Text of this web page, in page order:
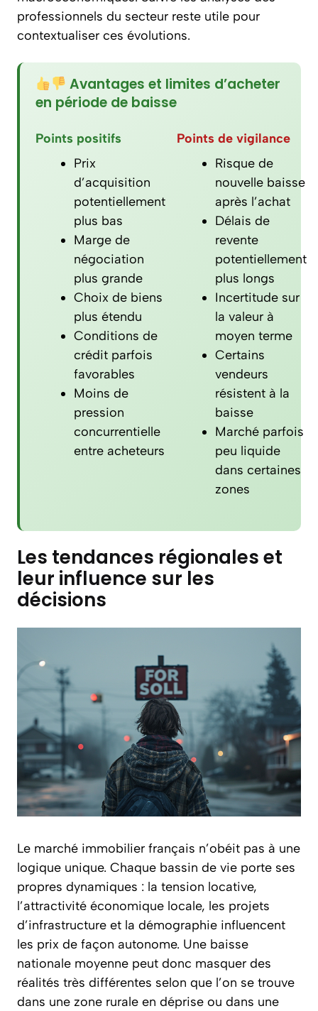
professionnels du secteur reste utile pour
contextualiser ces évolutions.
Avantages et limites d’acheter
en période de baisse
Points positifs
Prix
d’acquisition
potentiellement
plus bas
Marge de
négociation
plus grande
Choix de biens
plus étendu
Conditions de
crédit parfois
favorables
Moins de
pression
concurrentielle
entre acheteurs
Points de vigilance
Risque de
nouvelle baisse
après l’achat
Délais de
revente
potentiellement
plus longs
Incertitude sur
la valeur à
moyen terme
Certains
vendeurs
résistent à la
baisse
Marché parfois
peu liquide
dans certaines
zones
Les tendances régionales et
leur influence sur les
décisions
Le marché immobilier français n’obéit pas à une
logique unique. Chaque bassin de vie porte ses
propres dynamiques : la tension locative,
l’attractivité économique locale, les projets
d’infrastructure et la démographie influencent
les prix de façon autonome. Une baisse
nationale moyenne peut donc masquer des
réalités très différentes selon que l’on se trouve
dans une zone rurale en déprise ou dans une